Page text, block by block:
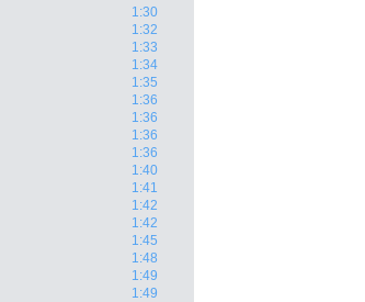
1:30
1:32
1:33
1:34
1:35
1:36
1:36
1:36
1:36
1:40
1:41
1:42
1:42
1:45
1:48
1:49
1:49